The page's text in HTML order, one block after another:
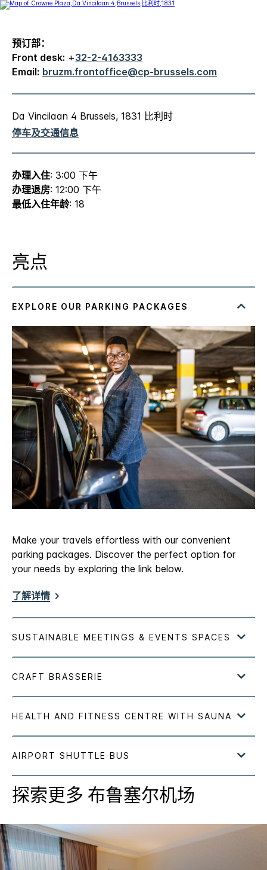
预订部：
Front desk: +32-2-4163333
Email: bruzm.frontoffice@cp-brussels.com
Da Vincilaan 4 Brussels, 1831 比利时
停车及交通信息
办理入住: 3:00 下午
办理退房: 12:00 下午
最低入住年龄: 18
亮点
Make your travels effortless with our convenient
parking packages. Discover the perfect option for
your needs by exploring the link below.
了解详情
探索更多 布鲁塞尔机场